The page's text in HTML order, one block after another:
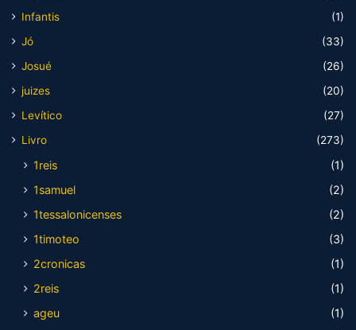
Infantis
(1)
Jó
(33)
Josué
(26)
juizes
(20)
Levítico
(27)
Livro
(273)
1reis
(1)
1samuel
(2)
1tessalonicenses
(2)
1timoteo
(3)
2cronicas
(1)
2reis
(1)
ageu
(1)